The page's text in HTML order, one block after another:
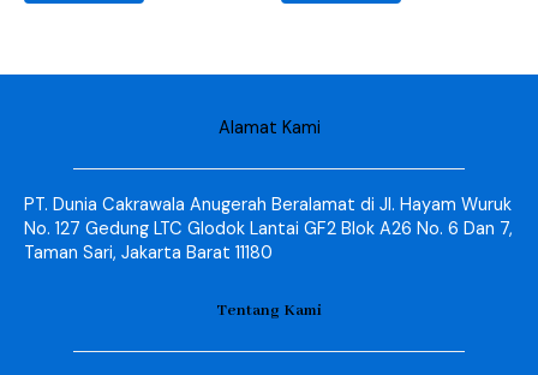
Alamat Kami
PT. Dunia Cakrawala Anugerah Beralamat di Jl. Hayam Wuruk
No. 127 Gedung LTC Glodok Lantai GF2 Blok A26 No. 6 Dan 7,
Taman Sari, Jakarta Barat 11180
Tentang Kami